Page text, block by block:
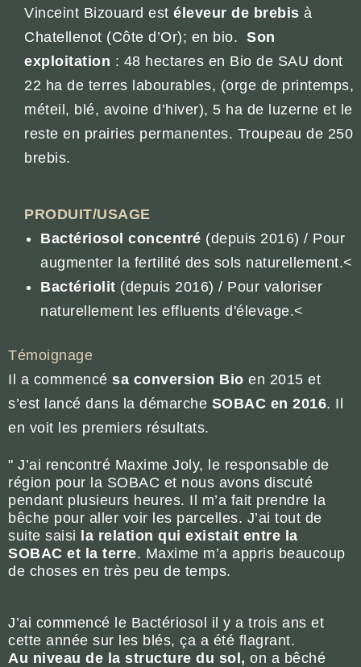
Vinceint Bizouard est éleveur de brebis à
Chatellenot (Côte d’Or); en bio. Son
exploitation : 48 hectares en Bio de SAU dont
22 ha de terres labourables, (orge de printemps,
méteil, blé, avoine d’hiver), 5 ha de luzerne et le
reste en prairies permanentes. Troupeau de 250
brebis.
PRODUIT/USAGE
Bactériosol concentré (depuis 2016) / Pour
augmenter la fertilité des sols naturellement.<
Bactériolit (depuis 2016) / Pour valoriser
naturellement les effluents d'élevage.<
Témoignage
Il a commencé sa conversion Bio en 2015 et
s’est lancé dans la démarche SOBAC en 2016. Il
en voit les premiers résultats.
" J’ai rencontré Maxime Joly, le responsable de
région pour la SOBAC et nous avons discuté
pendant plusieurs heures. Il m’a fait prendre la
bêche pour aller voir les parcelles. J’ai tout de
suite saisi la relation qui existait entre la
SOBAC et la terre. Maxime m’a appris beaucoup
de choses en très peu de temps.
J’ai commencé le Bactériosol il y a trois ans et
cette année sur les blés, ça a été flagrant.
Au niveau de la structure du sol, on a bêché